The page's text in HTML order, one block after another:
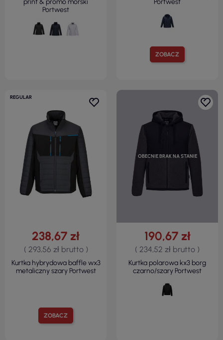
print & promo morski
Portwest
ZOBACZ
Portwest
REGULAR
ZOBACZ
238,67 zł
( 293,56 zł brutto )
Kurtka hybrydowa baffle wx3
metaliczny szary Portwest
OBECNIE BRAK NA STANIE
190,67 zł
( 234,52 zł brutto )
Kurtka polarowa kx3 borg
czarno/szary Portwest